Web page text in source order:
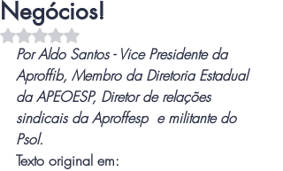
Negócios!
Avaliado com NaN de 5 estrelas.
Por Aldo Santos - Vice Presidente da
Aproffib, Membro da Diretoria Estadual
da APEOESP, Diretor de relações
sindicais da Aproffesp  e militante do
Psol.
Texto original em: